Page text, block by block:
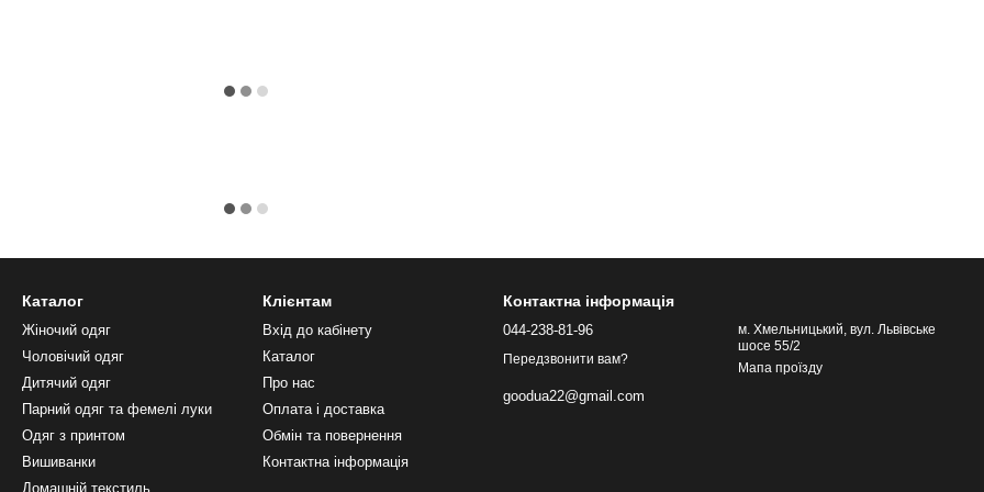
Каталог
Жіночий одяг
Чоловічий одяг
Дитячий одяг
Парний одяг та фемелі луки
Одяг з принтом
Вишиванки
Домашній текстиль
Клієнтам
Вхід до кабінету
Каталог
Про нас
Оплата і доставка
Обмін та повернення
Контактна інформація
Контактна інформація
044-238-81-96
Передзвонити вам?
goodua22@gmail.com
м. Хмельницький, вул. Львівське
шосе 55/2
Мапа проїзду